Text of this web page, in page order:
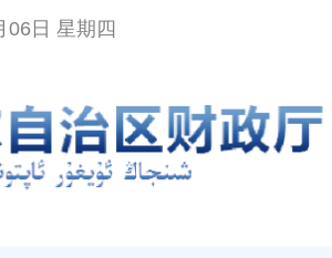
06日 星期四